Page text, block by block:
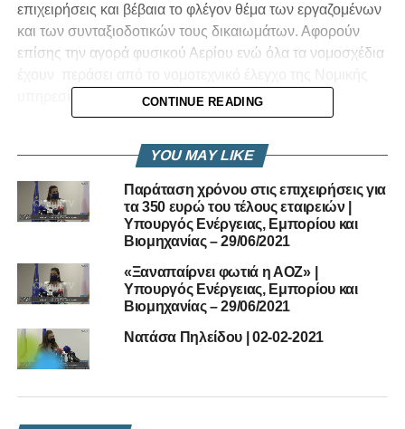
επιχειρήσεις και βέβαια το φλέγον θέμα των εργαζομένων
και των συνταξιοδοτικών τους δικαιωμάτων. Αφορούν
επίσης την αγορά φυσικού Αερίου ενώ όλα τα νομοσχέδια
Μεταξύ άλλων η
Υπουργός ενέργειας
υποστήριξε ότι τα
θέματα του
προσωπικού έχουν
ρυθμιστεί με δικαίωμα
παραμονής τους σε
τμήματα της ΑΗΚ ενώ
δημιουργία
CONTINUE READING
YOU MAY LIKE
Παράταση χρόνου στις επιχειρήσεις για
τα 350 ευρώ του τέλους εταιρειών |
Yπουργός Ενέργειας, Εμπορίου και
Βιομηχανίας – 29/06/2021
«Ξαναπαίρνει φωτιά η ΑΟΖ» |
Yπουργός Ενέργειας, Εμπορίου και
Βιομηχανίας – 29/06/2021
Νατάσα Πηλείδου | 02-02-2021